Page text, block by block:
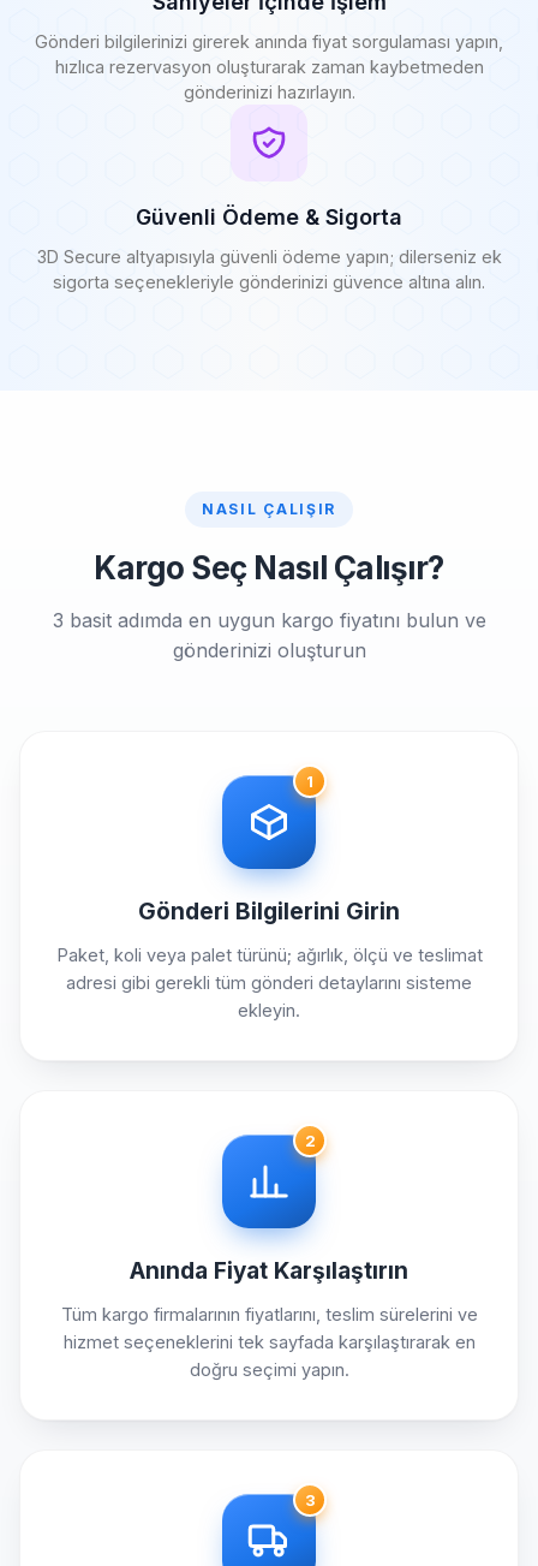
Gönderi bilgilerinizi girerek anında fiyat sorgulaması yapın,
hızlıca rezervasyon oluşturarak zaman kaybetmeden
gönderinizi hazırlayın.
Güvenli Ödeme & Sigorta
3D Secure altyapısıyla güvenli ödeme yapın; dilerseniz ek
sigorta seçenekleriyle gönderinizi güvence altına alın.
NASIL ÇALIŞIR
Kargo Seç Nasıl Çalışır?
3 basit adımda en uygun kargo fiyatını bulun ve
gönderinizi oluşturun
1
Gönderi Bilgilerini Girin
Paket, koli veya palet türünü; ağırlık, ölçü ve teslimat
adresi gibi gerekli tüm gönderi detaylarını sisteme
ekleyin.
2
Anında Fiyat Karşılaştırın
Tüm kargo firmalarının fiyatlarını, teslim sürelerini ve
hizmet seçeneklerini tek sayfada karşılaştırarak en
doğru seçimi yapın.
3